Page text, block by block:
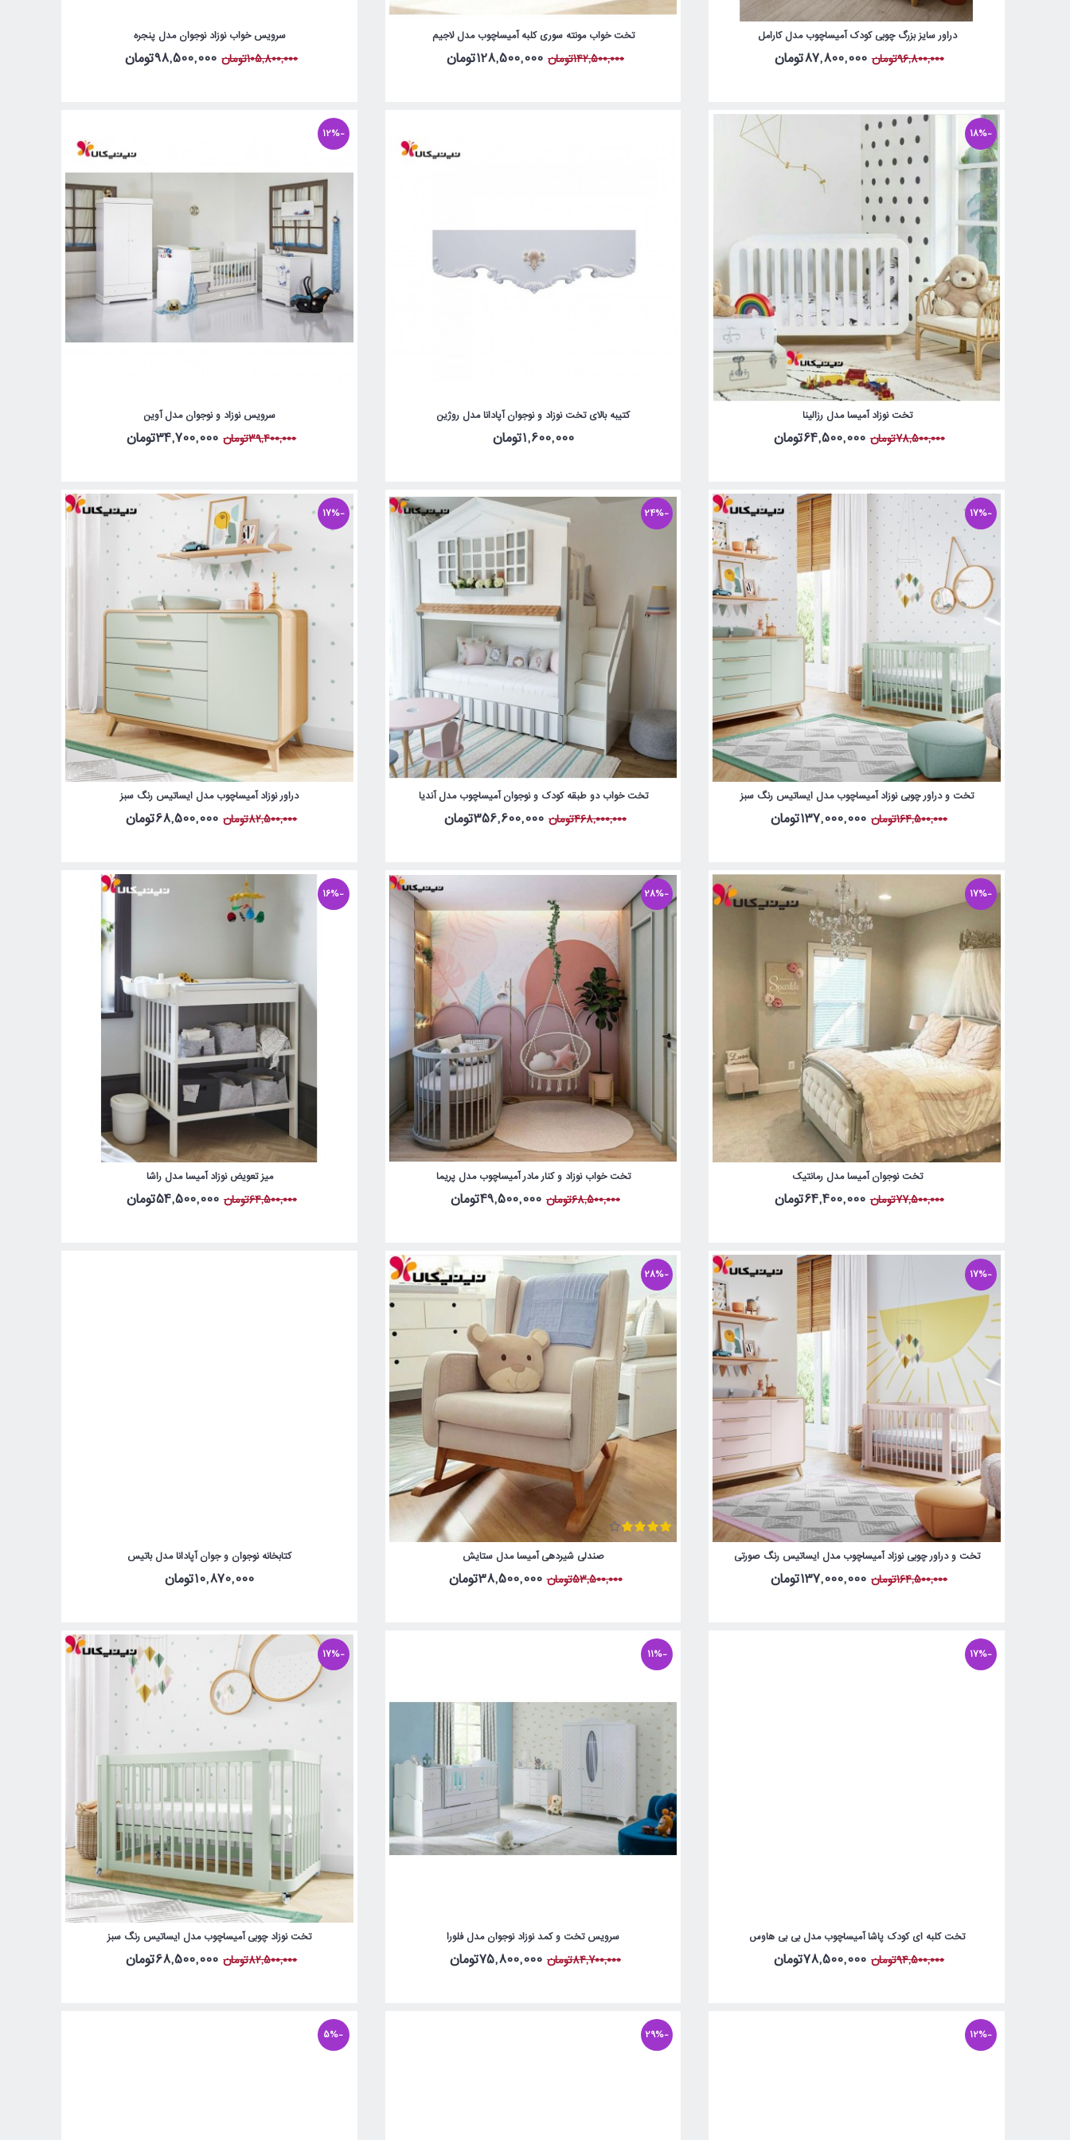
دراور سایز بزرگ چوبی کودک آمیساچوب مدل کارامل
96,800,000تومان 87,800,000تومان
تخت خواب مونته سوری کلبه آمیساچوب مدل لاجیم
142,500,000تومان 128,500,000تومان
سرویس خواب نوزاد نوجوان مدل پنجره
105,800,000تومان 98,500,000تومان
-18%
تخت نوزاد آمیسا مدل رزالینا
78,500,000تومان 64,500,000تومان
کتیبه بالای تخت نوزاد و نوجوان آپادانا مدل روژین
1,600,000تومان
-12%
سرویس نوزاد و نوجوان مدل آوین
39,400,000تومان 34,700,000تومان
-17%
تخت و دراور چوبی نوزاد آمیساچوب مدل ایساتیس رنگ سبز
164,500,000تومان 137,000,000تومان
-24%
تخت خواب دو طبقه کودک و نوجوان آمیساچوب مدل آندیا
468,000,000تومان 356,600,000تومان
-17%
دراور نوزاد آمیساچوب مدل ایساتیس رنگ سبز
82,500,000تومان 68,500,000تومان
-17%
تخت نوجوان آمیسا مدل رمانتیک
77,500,000تومان 64,400,000تومان
-28%
تخت خواب نوزاد و کنار مادر آمیساچوب مدل پریما
68,500,000تومان 49,500,000تومان
-16%
میز تعویض نوزاد آمیسا مدل راشا
64,500,000تومان 54,500,000تومان
-17%
تخت و دراور چوبی نوزاد آمیساچوب مدل ایساتیس رنگ صورتی
164,500,000تومان 137,000,000تومان
-28%
صندلی شیردهی آمیسا مدل ستایش
53,500,000تومان 38,500,000تومان
کتابخانه نوجوان و جوان آپادانا مدل باتیس
10,870,000تومان
-17%
تخت کلبه ای کودک پاشا آمیساچوب مدل بی بی هاوس
94,500,000تومان 78,500,000تومان
-11%
سرویس تخت و کمد نوزاد نوجوان مدل فلورا
84,700,000تومان 75,800,000تومان
-17%
تخت نوزاد چوبی آمیساچوب مدل ایساتیس رنگ سبز
82,500,000تومان 68,500,000تومان
-12%
-29%
-5%